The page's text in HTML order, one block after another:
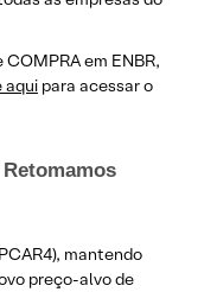
em ENBR,
aqui para acessar o
mantendo
preço-alvo de